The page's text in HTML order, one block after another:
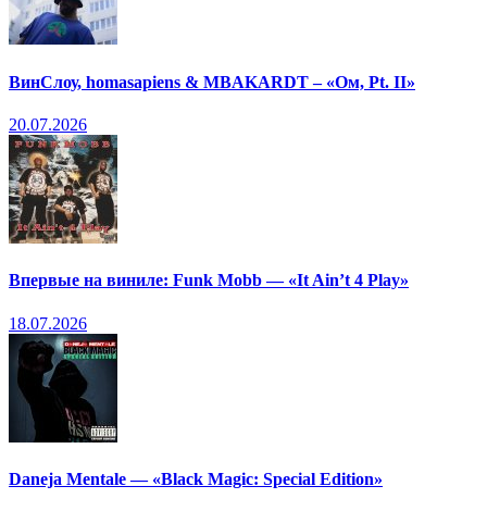
ВинСлоу, homasapiens & MBAKARDT – «Ом, Pt. II»
20.07.2026
Впервые на виниле: Funk Mobb — «It Ain’t 4 Play»
18.07.2026
Daneja Mentale — «Black Magic: Special Edition»